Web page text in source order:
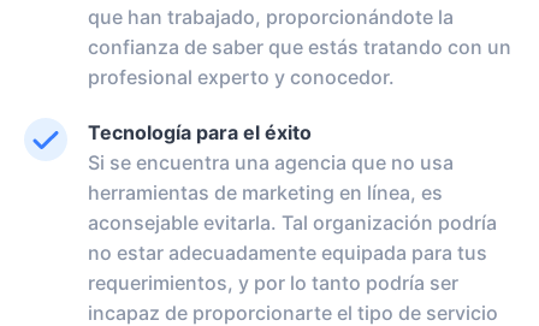
que han trabajado, proporcionándote la
confianza de saber que estás tratando con un
profesional experto y conocedor.
Tecnología para el éxito
Si se encuentra una agencia que no usa
herramientas de marketing en línea, es
aconsejable evitarla. Tal organización podría
no estar adecuadamente equipada para tus
requerimientos, y por lo tanto podría ser
incapaz de proporcionarte el tipo de servicio